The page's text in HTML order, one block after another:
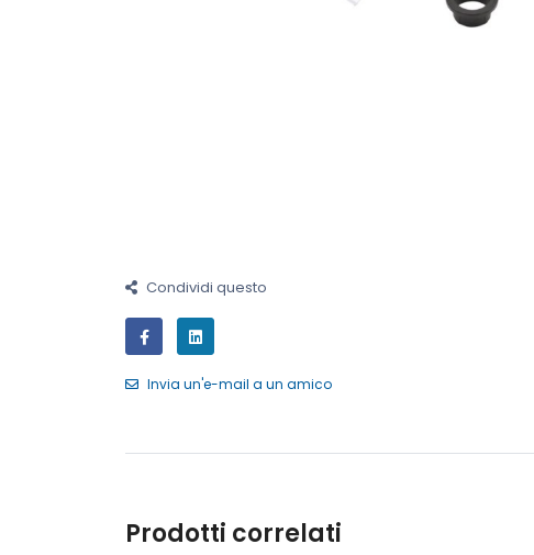
Condividi questo
Invia un'e-mail a un amico
Prodotti correlati